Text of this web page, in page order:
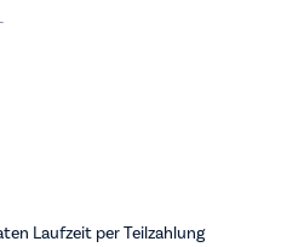
Laufzeit per Teilzahlung